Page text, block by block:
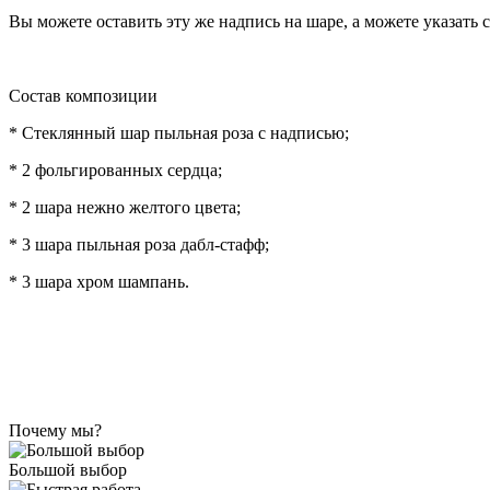
Вы можете оставить эту же надпись на шаре, а можете указать
Состав композиции
* Стеклянный шар пыльная роза с надписью;
* 2 фольгированных сердца;
* 2 шара нежно желтого цвета;
* 3 шара пыльная роза дабл-стафф;
* 3 шара хром шампань.
Почему мы?
Большой выбор